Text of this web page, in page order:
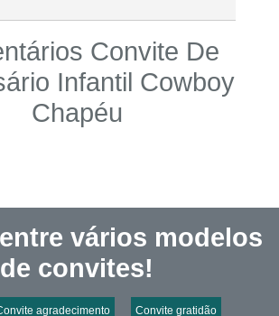
Convite De
Infantil Cowboy
Chapéu
vários modelos
de convites!
agradecimento Convite gratidão